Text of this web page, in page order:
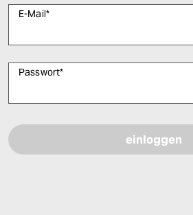
E-Mail*
Passwort*